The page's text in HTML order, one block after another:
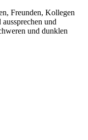
Freunden, Kollegen
und
und dunklen